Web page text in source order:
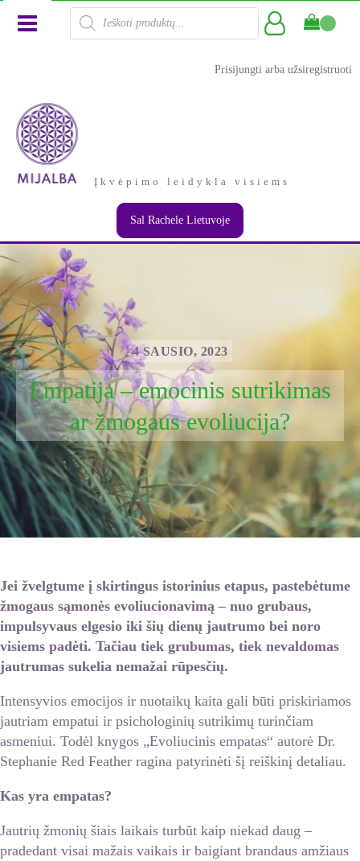
Products
search
Prisijungti arba užsiregistruoti
Įkvėpimo leidykla visiems
Sal Rachele Lietuvoje
4 SAUSIO, 2023
Empatija – emocinis sutrikimas
ar žmogaus evoliucija?
Jei žvelgtume į skirtingus istorinius etapus, pastebėtume
žmogaus sąmonės evoliucionavimą – nuo grubaus,
impulsyvaus elgesio iki šių dienų jautrumo bei noro
visiems padėti. Tačiau tiek grubumas, tiek nevaldomas
jautrumas sukelia nemažai rūpesčių.
Intensyvios emocijos ir nuotaikų kaita gali būti priskiriamos
jautriam empatui ir psichologinių sutrikimų turinčiam
asmeniui. Todėl knygos „Evoliucinis empatas“ autorė Dr.
Stephanie Red Feather ragina patyrinėti šį reiškinį detaliau.
Kas yra empatas?
Jautrių žmonių šiais laikais turbūt kaip niekad daug –
pradedant visai mažais vaikais ir baigiant brandaus amžiaus